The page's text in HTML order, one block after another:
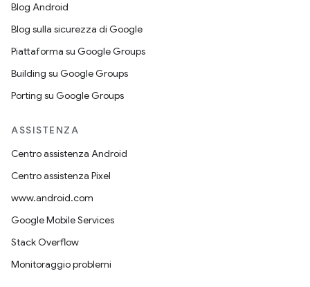
Blog Android
Blog sulla sicurezza di Google
Piattaforma su Google Groups
Building su Google Groups
Porting su Google Groups
ASSISTENZA
Centro assistenza Android
Centro assistenza Pixel
www.android.com
Google Mobile Services
Stack Overflow
Monitoraggio problemi